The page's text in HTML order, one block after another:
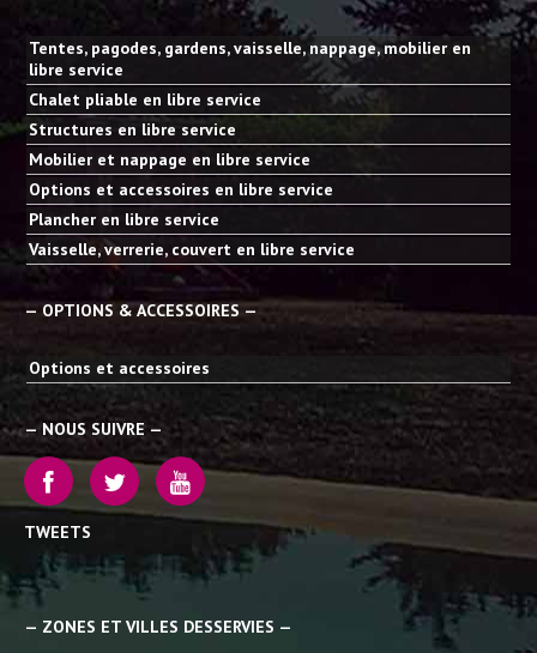
Tentes, pagodes, gardens, vaisselle, nappage, mobilier en
libre service
Chalet pliable en libre service
Structures en libre service
Mobilier et nappage en libre service
Options et accessoires en libre service
Plancher en libre service
Vaisselle, verrerie, couvert en libre service
— OPTIONS & ACCESSOIRES —
Options et accessoires
— NOUS SUIVRE —
TWEETS
— ZONES ET VILLES DESSERVIES —